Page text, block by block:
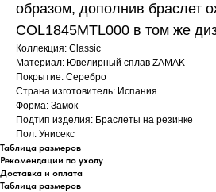
образом, дополнив браслет
COL1845MTL000 в том же
Коллекция: Classic
Материал: Ювелирный сплав ZAMAK
Покрытие: Серебро
Страна изготовитель: Испания
Форма: Замок
Подтип изделия: Браслеты на резинке
Пол: Унисекс
Таблица размеров
Рекомендации по уходу
Доставка и оплата
Таблица размеров